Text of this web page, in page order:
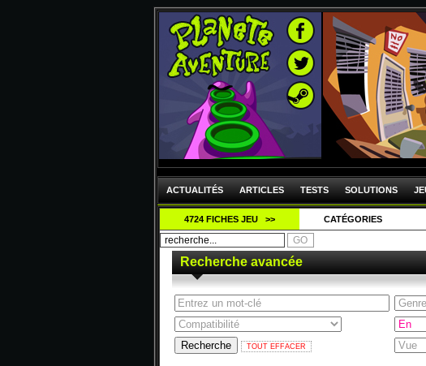
ACTUALITÉS ARTICLES TESTS SOLUTIONS
4724 FICHES JEU >> CATÉGORIES
Recherche avancée